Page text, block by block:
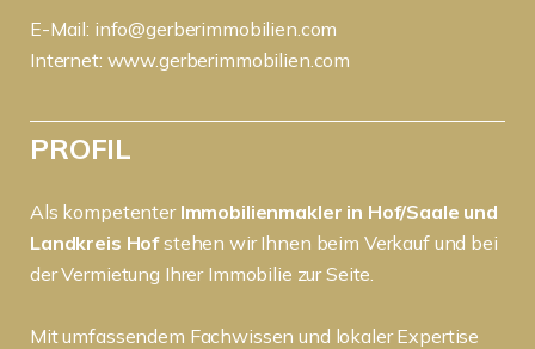
E-Mail: info@gerberimmobilien.com
Internet: www.gerberimmobilien.com
PROFIL
Als kompetenter Immobilienmakler in Hof/Saale und
Landkreis Hofstehen wir Ihnen beim Verkauf und bei
der Vermietung Ihrer Immobilie zur Seite.
Mit umfassendem Fachwissen und lokaler Expertise